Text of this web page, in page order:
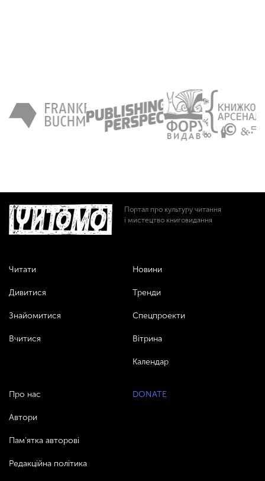
Портал про культуру читання
і мистецтво книговидання
Читати
Дивитися
Знайомитися
Вчитися
Новини
Тренди
Спецпроекти
Вітрина
Календар
Про нас
Автори
Пам’ятка авторові
Редакційна політика
DONATE